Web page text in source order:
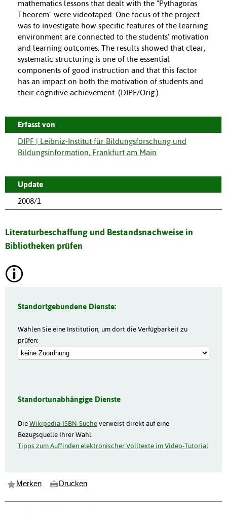
mathematics lessons that dealt with the "Pythagoras
Theorem" were videotaped. One focus of the project
was to investigate how specific features of the learning
environment are connected to the students' motivation
and learning outcomes. The results showed that clear,
systematic structuring is one of the essential
components of good instruction and that this factor
has an impact on both the motivation of students and
their cognitive achievement. (DIPF/Orig.).
Erfasst von
DIPF | Leibniz-Institut für Bildungsforschung und
Bildungsinformation, Frankfurt am Main
Update
2008/1
Literaturbeschaffung und Bestandsnachweise in
Bibliotheken prüfen
Standortgebundene Dienste:
Wählen Sie eine Institution, um dort die Verfügbarkeit zu
prüfen:
Standortunabhängige Dienste
DieWikipedia-ISBN-Sucheverweist direkt auf eine
Bezugsquelle Ihrer Wahl.
Tipps zum Auffinden elektronischer Volltexte im Video-Tutorial
Merken Drucken